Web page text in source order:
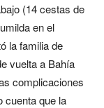
(14 cestas de
en el
la familia de
vuelta a Bahía
complicaciones
cuenta que la